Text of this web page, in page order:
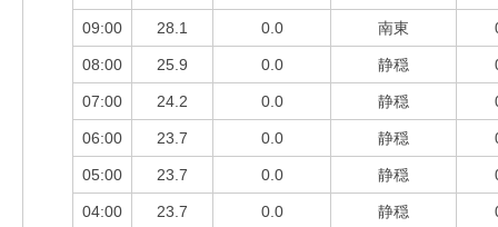
09:00 28.1 0.0 南東
08:00 25.9 0.0 静穏
07:00 24.2 0.0 静穏
06:00 23.7 0.0 静穏
05:00 23.7 0.0 静穏
04:00 23.7 0.0 静穏